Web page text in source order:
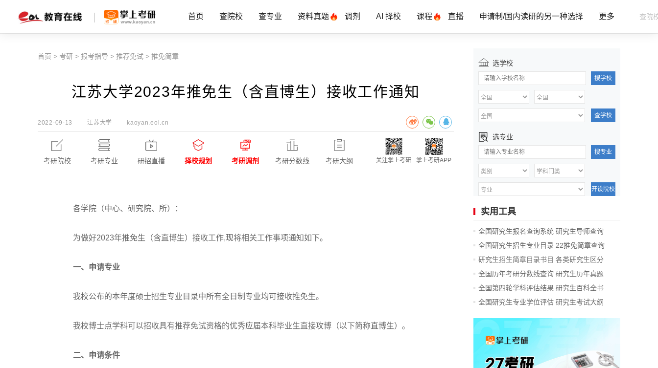
首页 查院校 查专业 资料真题 调剂 AI 择校 课程 直播 申请制/国内读研的另一种选择 更多
首页 > 考研 > 报考指导 > 推荐免试 > 推免简章
江苏大学2023年推免生（含直博生）接收工作通知
2022-09-13 江苏大学 kaoyan.eol.cn
考研院校 考研专业 研招直播 择校规划 考研调剂 考研分数线 考研大纲 关注掌上考研 掌上考研APP
各学院（中心、研究院、所）：
为做好2023年推免生（含直博生）接收工作,现将相关工作事项通知如下。
一、申请专业
我校公布的本年度硕士招生专业目录中所有全日制专业均可接收推免生。
我校博士点学科可以招收具有推荐免试资格的优秀应届本科毕业生直接攻博（以下简称直博生）。
二、申请条件
选学校
搜学校
查学校
选专业
搜专业
开设院校
实用工具
全国研究生报名查询系统 研究生导师查询
全国研究生招生专业目录 22推免简章查询
研究生招生简章目录书目 各类研究生区分
全国历年考研分数线查询 研究生历年真题
全国第四轮学科评估结果 研究生百科全书
全国研究生专业学位评估 研究生考试大纲